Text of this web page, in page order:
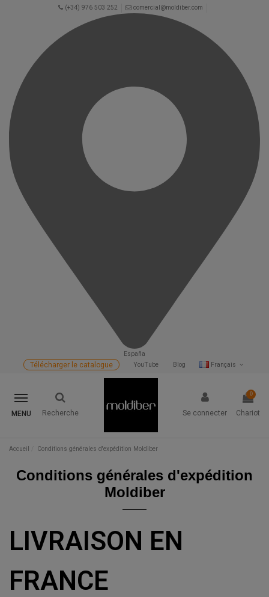
(+34) 976 503 252 comercial@moldiber.com
España
Français
Blog
YouTube
Télécharger le catalogue
MENU Recherche Se connecter
0
Chariot
Accueil Conditions générales d'expédition Moldiber
Conditions générales d'expédition
Moldiber
LIVRAISON EN
FRANCE